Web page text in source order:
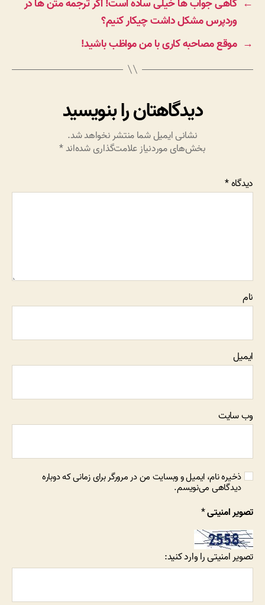
← گاهی جواب ها خیلی ساده است! اگر ترجمه متن ها در
وردپرس مشکل داشت چیکار کنیم؟
→ موقع مصاحبه کاری با من مواظب باشید!
دیدگاهتان را بنویسید
نشانی ایمیل شما منتشر نخواهد شد.
بخش‌های موردنیاز علامت‌گذاری شده‌اند*
دیدگاه*
نام
ایمیل
وب‌ سایت
ذخیره نام، ایمیل و وبسایت من در مرورگر برای زمانی که دوباره
دیدگاهی می‌نویسم.
تصویر امنیتی*
تصویر امنیتی را وارد کنید: